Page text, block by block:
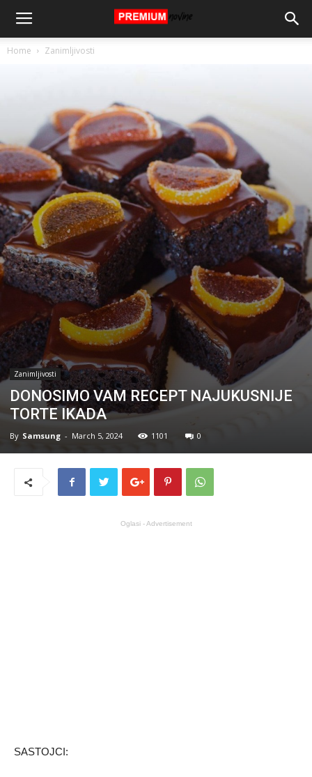
Home Zanimljivosti
Zanimljivosti
DONOSIMO VAM RECEPT NAJUKUSNIJE
TORTE IKADA
By Samsung - March 5, 2024 1101 0
Oglasi - Advertisement
SASTOJCI: